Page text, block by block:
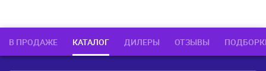
В ПРОДАЖЕ КАТАЛОГ ДИЛЕРЫ ОТЗЫВЫ